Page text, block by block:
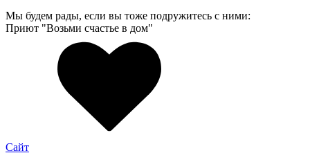
Мы будем рады, если вы тоже подружитесь с ними:
Приют "Возьми счастье в дом"
Сайт